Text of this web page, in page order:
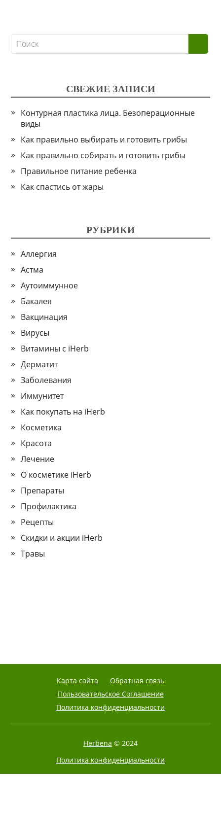
СВЕЖИЕ ЗАПИСИ
Контурная пластика лица. Безоперационные
виды
Как правильно выбирать и готовить грибы
Как правильно собирать и готовить грибы
Правильное питание ребенка
Как спастись от жары
РУБРИКИ
Аллергия
Астма
Аутоиммунное
Бакалея
Вакцинация
Вирусы
Витамины с iHerb
Дерматит
Заболевания
Иммунитет
Как покупать на iHerb
Косметика
Красота
Лечение
О косметике iHerb
Препараты
Профилактика
Рецепты
Скидки и акции iHerb
Травы
Карта сайта
Обратная связь
Пользовательское Соглашение
Политика конфиденциальности
Herbena © 2024
Политика конфиденциальности